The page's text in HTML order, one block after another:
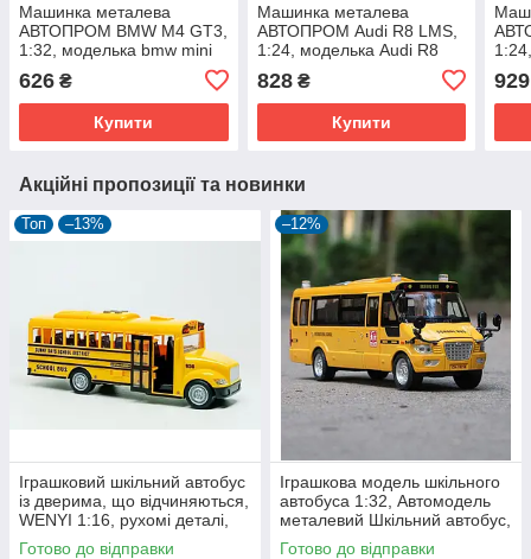
Машинка металева
АВТОПРОМ BMW M4 GT3,
1:32, моделька bmw mini
626 ₴
Купити
Машинка металева
АВТОПРОМ Audi R8 LMS,
1:24, моделька Audi R8
828₴
Купити
929
Акційні пропозиції та новинки
Топ –13%
Іграшковий шкільний автобус
із дверима, що відчиняються,
WENYI 1:16, рухомі деталі,
світло, звук
Готово до відправки
–12%
Іграшкова модель шкільного
автобуса 1:32, Автомодель
металевий Шкільний автобус,
світло, звук, інерція, 23 см
Готово до відправки